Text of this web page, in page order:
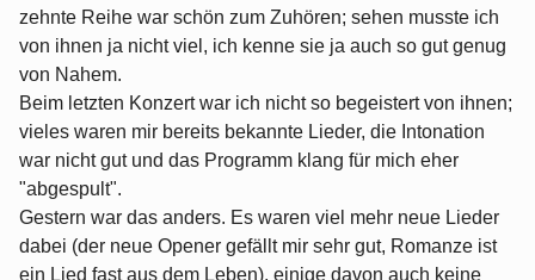
zehnte Reihe war schön zum Zuhören; sehen musste ich
von ihnen ja nicht viel, ich kenne sie ja auch so gut genug
von Nahem.
Beim letzten Konzert war ich nicht so begeistert von ihnen;
vieles waren mir bereits bekannte Lieder, die Intonation
war nicht gut und das Programm klang für mich eher
"abgespult".
Gestern war das anders. Es waren viel mehr neue Lieder
dabei (der neue Opener gefällt mir sehr gut, Romanze ist
ein Lied fast aus dem Leben), einige davon auch keine